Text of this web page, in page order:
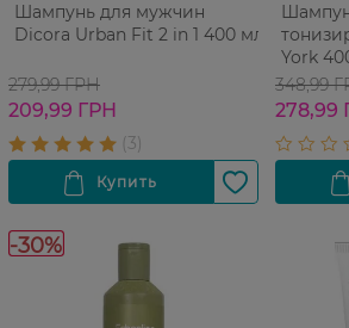
Шампунь для мужчин
Dicora Urban Fit 2 in 1 400 мл
279,99 ГРН
209,99 ГРН
York
348,99
278,99
-30%